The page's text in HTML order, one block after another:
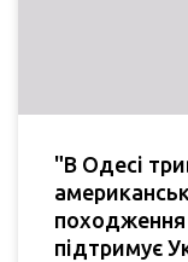
"В Одесі
походження
підтримує